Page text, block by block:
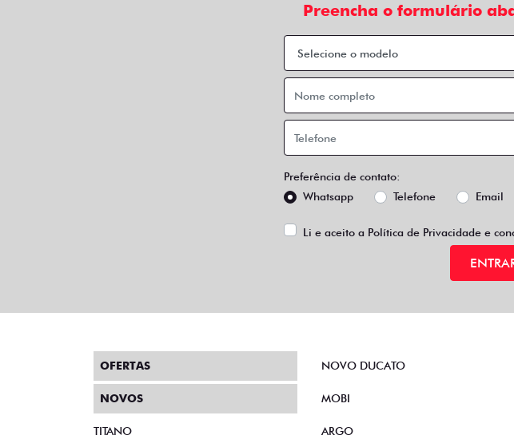
Preencha o formulário
Preferência de contato:
Whatsapp
Telefone Email
Li e aceito a Política de Privacidadee
OFERTAS
NOVOS
TITANO
NOVO DUCATO
MOBI
ARGO